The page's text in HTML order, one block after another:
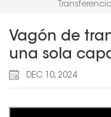
Vagón de
una sola
DEC 10, 2024